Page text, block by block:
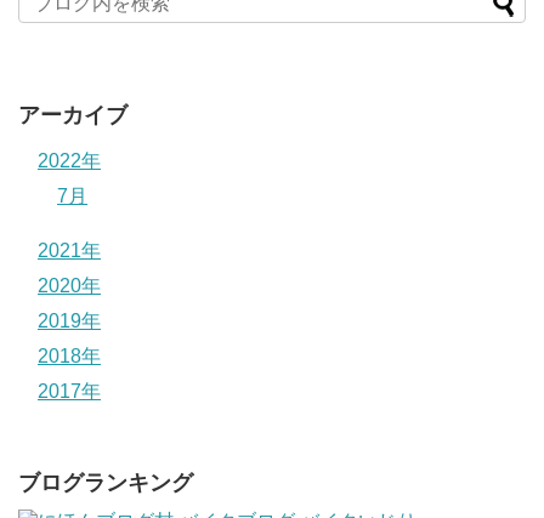
アーカイブ
2022年
7月
2021年
2020年
2019年
2018年
2017年
ブログランキング